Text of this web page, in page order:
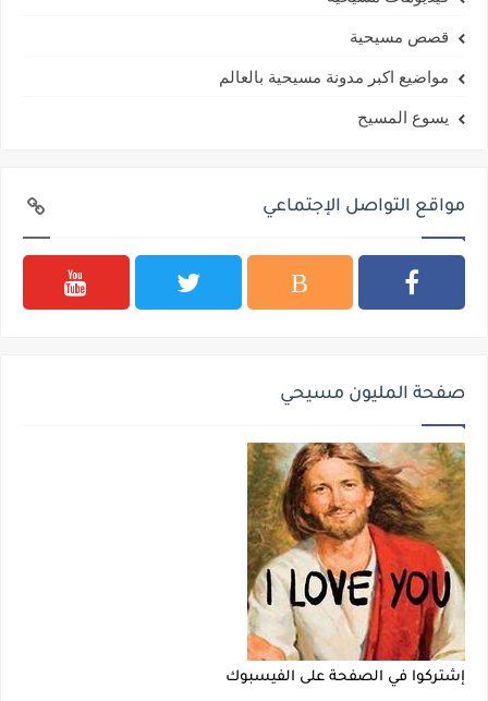
قصص مسيحية
مواضيع اكبر مدونة مسيحية بالعالم
يسوع المسيح
مواقع التواصل الإجتماعي
صفحة المليون مسيحي
إشتركوا في الصفحة على الفيسبوك